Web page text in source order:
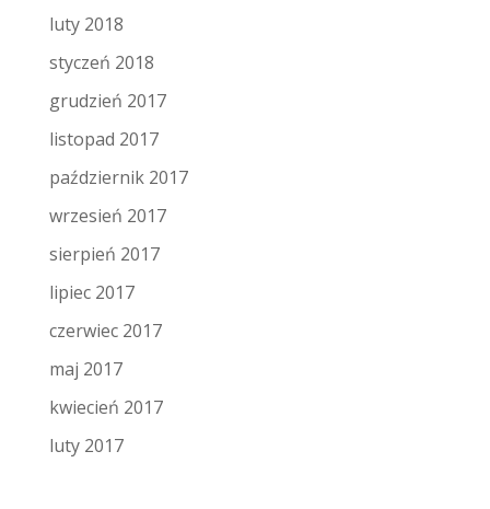
luty 2018
styczeń 2018
grudzień 2017
listopad 2017
październik 2017
wrzesień 2017
sierpień 2017
lipiec 2017
czerwiec 2017
maj 2017
kwiecień 2017
luty 2017